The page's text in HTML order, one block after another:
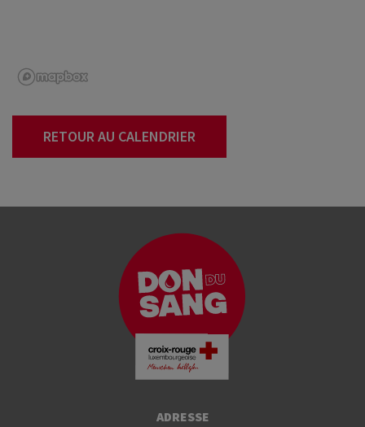
RETOUR AU CALENDRIER
ADRESSE